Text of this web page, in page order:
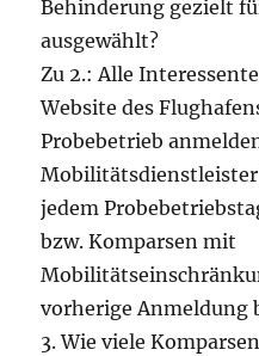
Behinderung gezielt
ausgewählt?
Zu 2.: Alle
Website des
Probebetrieb
jedem
bzw. Komparsen mit
vorherige Anmeldung
3. Wie viele